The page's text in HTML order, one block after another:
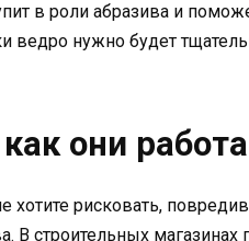
в роли абразива и
ведро нужно будет
они
рисковать,
В строительных магазинах